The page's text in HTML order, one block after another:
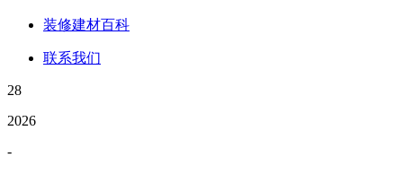
装修建材百科
联系我们
28
2026
-